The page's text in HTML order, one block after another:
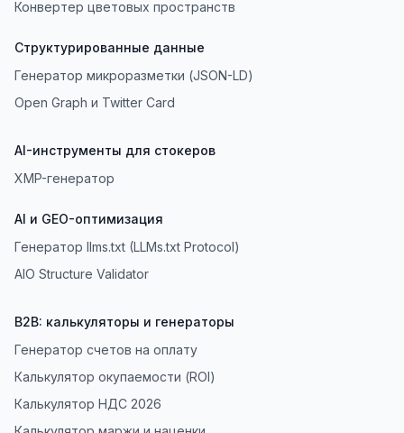
Конвертер цветовых пространств
Структурированные данные
Генератор микроразметки (JSON-LD)
Open Graph и Twitter Card
AI-инструменты для стокеров
XMP-генератор
AI и GEO-оптимизация
Генератор llms.txt (LLMs.txt Protocol)
AIO Structure Validator
B2B: калькуляторы и генераторы
Генератор счетов на оплату
Калькулятор окупаемости (ROI)
Калькулятор НДС 2026